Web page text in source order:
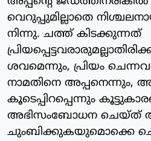
വെറുപ്പുമില്ലാതെ
നിന്നു. ചത്ത് കിടക്കുന്നത്
ശവമെന്നും, പ്രിയം
നാമതിനെ അപ്പനെന്നും,
കൂടെപ്പിറപ്പെന്നും
അഭിസംബോധന ചെയ്ത്
ചുംബിക്കുകയുമൊക്കെ